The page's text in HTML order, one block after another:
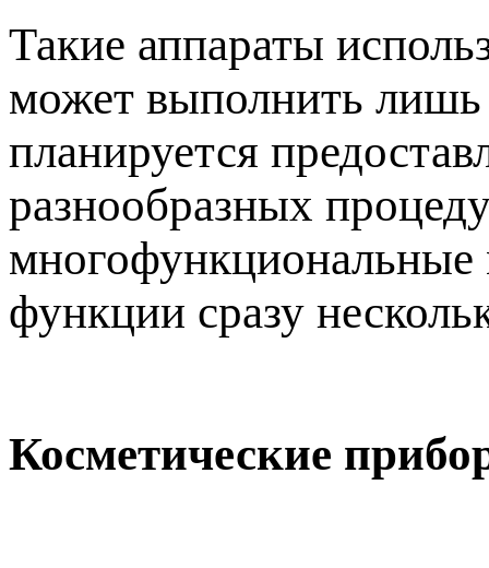
Такие аппараты
может выполнить
планируется
разнообразных
многофункциональные
функции сразу
Косметические